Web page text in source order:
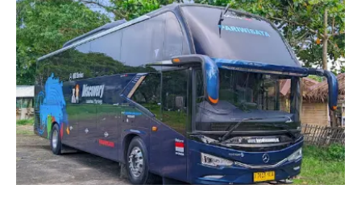
yang besar. Namun, jangan lupa untuk melakukan